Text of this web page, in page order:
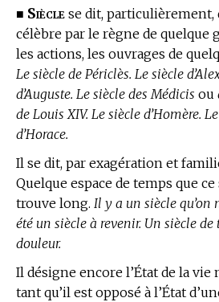
■ Siècle se dit, particulièrement,
célèbre par le règne de quelque
les actions, les ouvrages de
Le siècle de Périclès. Le siècle
d’Auguste. Le siècle des Médicis ou
de Louis XIV. Le siècle d’Homère.
d’Horace.
Il se dit, par exagération et
Quelque espace de temps que
trouve long. Il y a un siècle qu’on
été un siècle à revenir. Un siècle
douleur.
Il désigne encore l’État de la vie
tant qu’il est opposé à l’État